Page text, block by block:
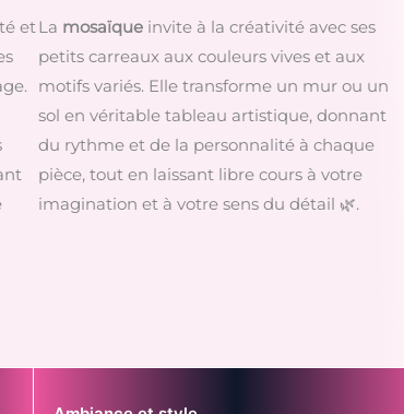
et La mosaïqueinvite à la créativité avec ses
petits carreaux aux couleurs vives et aux
motifs variés. Elle transforme un mur ou un
sol en véritable tableau artistique, donnant
du rythme et de la personnalité à chaque
pièce, tout en laissant libre cours à votre
imagination et à votre sens du détail 🌿.